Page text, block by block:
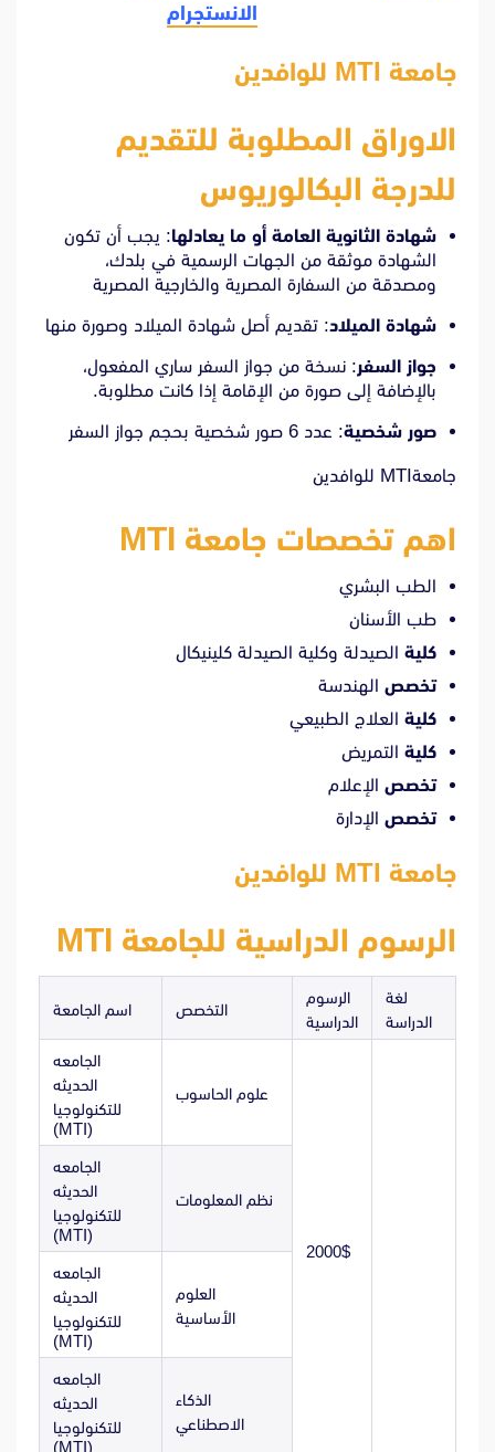
الانستجرام
جامعة MTI للوافدين
الاوراق المطلوبة للتقديم
للدرجة البكالوريوس
شهادة الثانوية العامة أو ما يعادلها: يجب أن تكون
الشهادة موثقة من الجهات الرسمية في بلدك،
ومصدقة من السفارة المصرية والخارجية المصرية
شهادة الميلاد: تقديم أصل شهادة الميلاد وصورة منها
جواز السفر: نسخة من جواز السفر ساري المفعول،
بالإضافة إلى صورة من الإقامة إذا كانت مطلوبة.
صور شخصية: عدد 6 صور شخصية بحجم جواز السفر
جامعةMTI للوافدين
اهم تخصصات جامعة MTI
الطب البشري
طب الأسنان
كلية الصيدلة وكلية الصيدلة كلينيكال
تخصص الهندسة
كلية العلاج الطبيعي
كلية التمريض
تخصص الإعلام
تخصص الإدارة
جامعة MTI للوافدين
الرسوم الدراسية للجامعة MTI
اسم الجامعة التخصص
الرسوم
الدراسية
لغة
الدراسة
الجامعه
الحديثه
للتكنولوجيا
(MTI)
علوم الحاسوب
2000$
الجامعه
الحديثه
للتكنولوجيا
(MTI)
نظم المعلومات
الجامعه
الحديثه
للتكنولوجيا
(MTI)
العلوم
الأساسية
الجامعه
الحديثه
للتكنولوجيا
(MTI)
الذكاء
الاصطناعي